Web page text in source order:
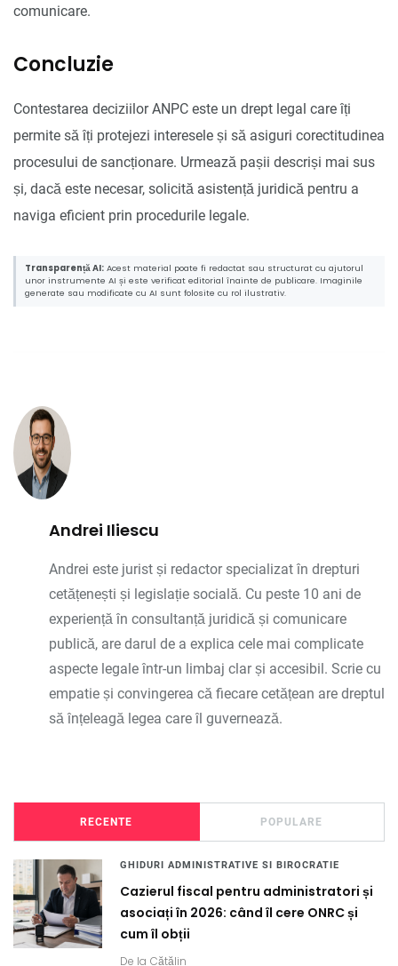
comunicare.
Concluzie
Contestarea deciziilor ANPC este un drept legal care îți
permite să îți protejezi interesele și să asiguri corectitudinea
procesului de sancționare. Urmează pașii descriși mai sus
și, dacă este necesar, solicită asistență juridică pentru a
naviga eficient prin procedurile legale.
Transparență AI: Acest material poate fi redactat sau structurat cu ajutorul
unor instrumente AI și este verificat editorial înainte de publicare. Imaginile
generate sau modificate cu AI sunt folosite cu rol ilustrativ.
Andrei Iliescu
Andrei este jurist și redactor specializat în drepturi
cetățenești și legislație socială. Cu peste 10 ani de
experiență în consultanță juridică și comunicare
publică, are darul de a explica cele mai complicate
aspecte legale într-un limbaj clar și accesibil. Scrie cu
empatie și convingerea că fiecare cetățean are dreptul
să înțeleagă legea care îl guvernează.
RECENTE POPULARE
GHIDURI ADMINISTRATIVE SI BIROCRATIE
Cazierul fiscal pentru administratori și
asociați în 2026: când îl cere ONRC și
cum îl obții
De la Cătălin